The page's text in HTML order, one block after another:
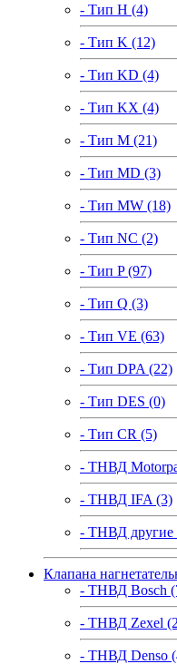
- Тип H (4)
- Тип K (12)
- Тип KD (4)
- Тип KX (4)
- Тип M (21)
- Тип MD (3)
- Тип MW (18)
- Тип NC (2)
- Тип P (97)
- Тип Q (3)
- Тип VE (63)
- Тип DPA (22)
- Тип DES (0)
- Тип CR (5)
- ТНВД
- ТНВД IFA (3)
- ТНВД другие
Клапана
- ТНВД Bosch
- ТНВД Zexel
- ТНВД Denso